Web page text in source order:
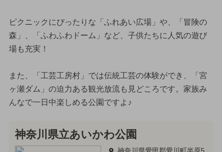
ピクニックにぴったりな「ふれあい広場」や、「冒険の
森」、「ふわふわドーム」など、子供たちに人気の遊び
場も充実！
また、「工芸工房村」では伝統工芸の体験ができ、「宮
ヶ瀬ダム」の迫力ある観光放流も見どころです。家族み
んなで一日中楽しめる公園ですよ♪
神奈川県立あいかわ公園
神奈川県愛甲郡愛川町半原5